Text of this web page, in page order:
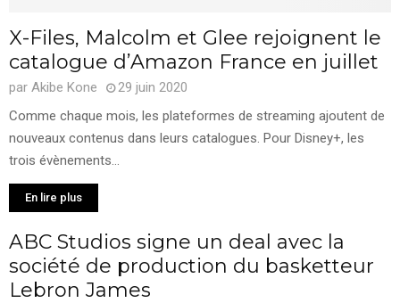
X-Files, Malcolm et Glee rejoignent le
catalogue d’Amazon France en juillet
par Akibe Kone
29 juin 2020
Comme chaque mois, les plateformes de streaming ajoutent de
nouveaux contenus dans leurs catalogues. Pour Disney+, les
trois évènements...
En lire plus
ABC Studios signe un deal avec la
société de production du basketteur
Lebron James